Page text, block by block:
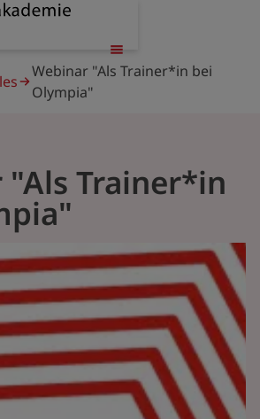
Webinar "Als Trainer*in bei
Olympia"
"Als Trainer*in